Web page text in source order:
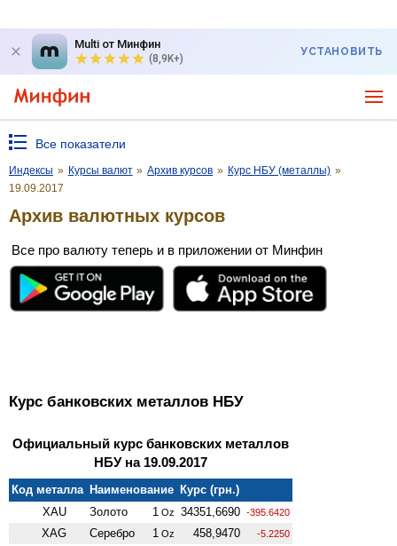
Multi от Минфин
(8,9K+)
УСТАНОВИТЬ
Все показатели
Индексы » Курсы валют » Архив курсов » Курс НБУ (металлы) »
19.09.2017
Архив валютных курсов
Все про валюту теперь и в приложении от Минфин
Курс банковских металлов НБУ
Официальный курс банковских металлов
НБУ на 19.09.2017
Код металла Наименование Курс (грн.)
XAU
Золото 1 Oz 34351,6690 -395.6420
XAG Серебро 1 Oz 458,9470 -5.2250